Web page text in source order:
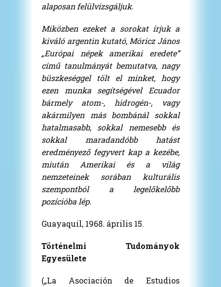
alaposan felülvizsgáljuk.
Miközben ezeket a sorokat írjuk a
kiváló argentin kutató, Móricz János
„Európai népek amerikai eredete”
című tanulmányát bemutatva, nagy
büszkeséggel tölt el minket, hogy
ezen munka segítségével Ecuador
bármely atom-, hidrogén-, vagy
akármilyen más bombánál sokkal
hatalmasabb, sokkal nemesebb és
sokkal maradandóbb hatást
eredményező fegyvert kap a kezébe,
miután Amerikai és a világ
nemzeteinek sorában kulturális
szempontból a legelőkelőbb
pozícióba lép.
Guayaquil, 1968. április 15.
Történelmi Tudományok
Egyesülete
(„La Asociación de Estudios